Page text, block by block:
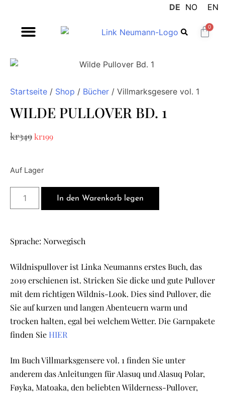
DE NO EN
0
Startseite / Shop / Bücher / Villmarksgesere vol. 1
WILDE PULLOVER BD. 1
kr349kr199
Auf Lager
In den Warenkorb legen
Sprache: Norwegisch
Wildnispullover ist Linka Neumanns erstes Buch, das
2019 erschienen ist. Stricken Sie dicke und gute Pullover
mit dem richtigen Wildnis-Look. Dies sind Pullover, die
Sie auf kurzen und langen Abenteuern warm und
trocken halten, egal bei welchem Wetter. Die Garnpakete
finden Sie HIER
Im Buch Villmarksgensere vol. 1 finden Sie unter
anderem das Anleitungen für Alasuq und Alasuq Polar,
Føyka, Matoaka, den beliebten Wilderness-Pullover,